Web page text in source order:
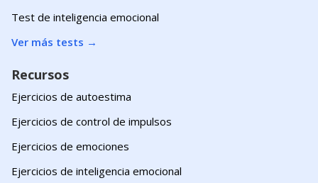
Test de inteligencia emocional
Ver más tests →
Recursos
Ejercicios de autoestima
Ejercicios de control de impulsos
Ejercicios de emociones
Ejercicios de inteligencia emocional